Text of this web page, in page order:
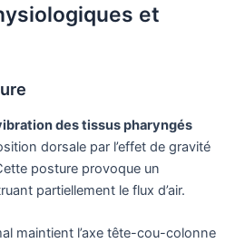
et
des tissus pharyngés
dorsale par l’effet de gravité
posture provoque un
partiellement le flux d’air.
maintient l’axe tête-cou-colonne